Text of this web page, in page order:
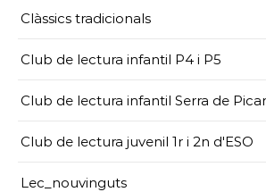
Clàssics tradicionals
Club de lectura infantil P4 i P5
Club de lectura infantil Serra de
Club de lectura juvenil 1r i 2n d'ESO
Lec_nouvinguts